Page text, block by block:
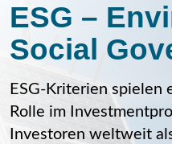
ESG –
Social
ESG-Kriterien spielen
Rolle im
Investoren weltweit